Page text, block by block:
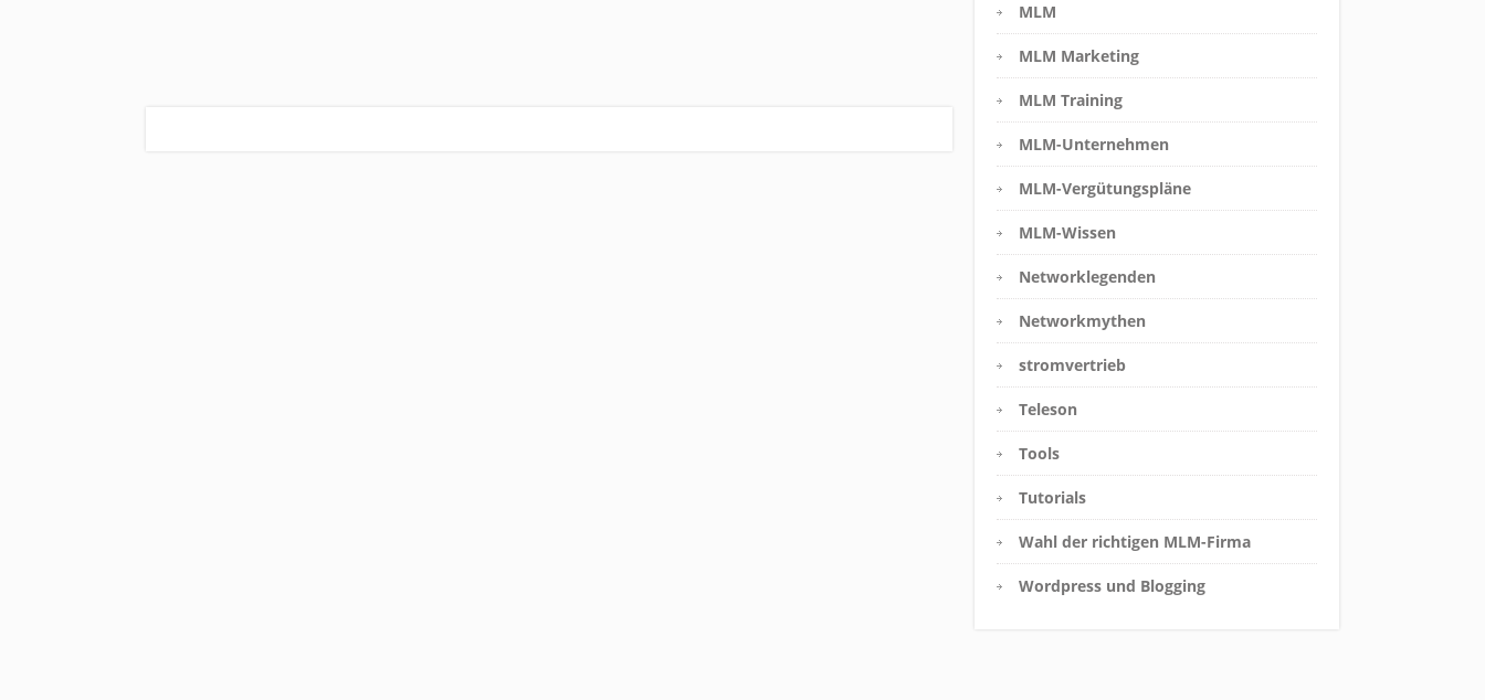
MLM
MLM Marketing
MLM Training
MLM-Unternehmen
MLM-Vergütungspläne
MLM-Wissen
Networklegenden
Networkmythen
stromvertrieb
Teleson
Tools
Tutorials
Wahl der richtigen MLM-Firma
Wordpress und Blogging